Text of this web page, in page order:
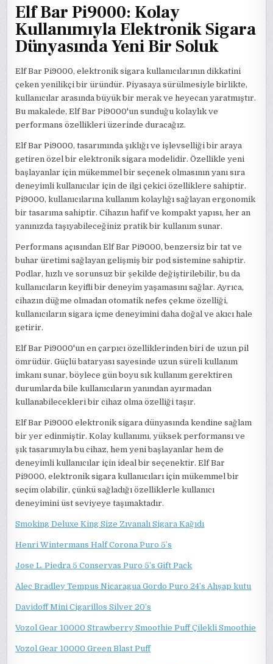
Elf Bar Pi9000: Kolay
Kullanımıyla Elektronik Sigara
Dünyasında Yeni Bir Soluk
Elf Bar Pi9000, elektronik sigara kullanıcılarının dikkatini
çeken yenilikçi bir üründür. Piyasaya sürülmesiyle birlikte,
kullanıcılar arasında büyük bir merak ve heyecan yaratmıştır.
Bu makalede, Elf Bar Pi9000'un sunduğu kolaylık ve
performans özellikleri üzerinde duracağız.
Elf Bar Pi9000, tasarımında şıklığı ve işlevselliği bir araya
getiren özel bir elektronik sigara modelidir. Özellikle yeni
başlayanlar için mükemmel bir seçenek olmasının yanı sıra
deneyimli kullanıcılar için de ilgi çekici özelliklere sahiptir.
Pi9000, kullanıcılarına kullanım kolaylığı sağlayan ergonomik
bir tasarıma sahiptir. Cihazın hafif ve kompakt yapısı, her an
yanınızda taşıyabileceğiniz pratik bir kullanım sunar.
Performans açısından Elf Bar Pi9000, benzersiz bir tat ve
buhar üretimi sağlayan gelişmiş bir pod sistemine sahiptir.
Podlar, hızlı ve sorunsuz bir şekilde değiştirilebilir, bu da
kullanıcıların keyifli bir deneyim yaşamasını sağlar. Ayrıca,
cihazın düğme olmadan otomatik nefes çekme özelliği,
kullanıcıların sigara içme deneyimini daha doğal ve akıcı hale
getirir.
Elf Bar Pi9000'un en çarpıcı özelliklerinden biri de uzun pil
ömrüdür. Güçlü bataryası sayesinde uzun süreli kullanım
imkanı sunar, böylece gün boyu sık kullanım gerektiren
durumlarda bile kullanıcıların yanından ayırmadan
kullanabilecekleri bir cihaz olma özelliği taşır.
Elf Bar Pi9000 elektronik sigara dünyasında kendine sağlam
bir yer edinmiştir. Kolay kullanımı, yüksek performansı ve
şık tasarımıyla bu cihaz, hem yeni başlayanlar hem de
deneyimli kullanıcılar için ideal bir seçenektir. Elf Bar
Pi9000, elektronik sigara kullanıcıları için mükemmel bir
seçim olabilir, çünkü sağladığı özelliklerle kullanıcı
deneyimini üst seviyeye taşımaktadır.
Smoking Deluxe King Size Zıvanalı Sigara Kağıdı
Henri Wintermans Half Corona Puro 5’s
Jose L. Piedra 5 Conservas Puro 5’s Gift Pack
Alec Bradley Tempus Nicaragua Gordo Puro 24’s Ahşap kutu
Davidoff Mini Cigarillos Silver 20’s
Vozol Gear 10000 Strawberry Smoothie Puff Çilekli Smoothie
Vozol Gear 10000 Green Blast Puff